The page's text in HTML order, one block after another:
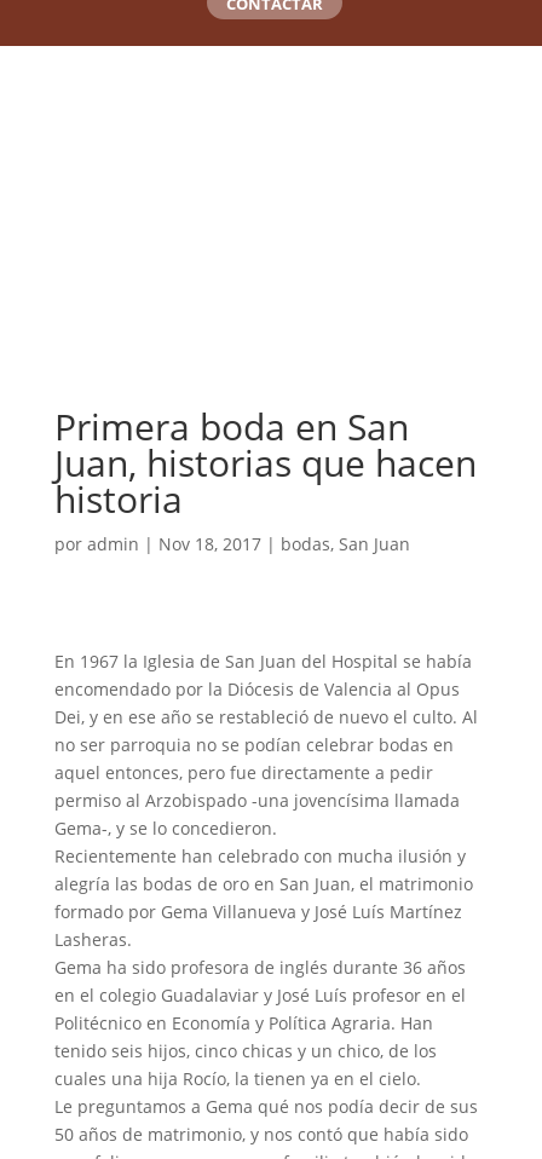
Primera boda en San
Juan, historias que hacen
historia
por admin | Nov 18, 2017| bodas, San Juan
En 1967 la Iglesia de San Juan del Hospital se había
encomendado por la Diócesis de Valencia al Opus
Dei, y en ese año se restableció de nuevo el culto. Al
no ser parroquia no se podían celebrar bodas en
aquel entonces, pero fue directamente a pedir
permiso al Arzobispado -una jovencísima llamada
Gema-, y se lo concedieron.
Recientemente han celebrado con mucha ilusión y
alegría las bodas de oro en San Juan, el matrimonio
formado por Gema Villanueva y José Luís Martínez
Lasheras.
Gema ha sido profesora de inglés durante 36 años
en el colegio Guadalaviar y José Luís profesor en el
Politécnico en Economía y Política Agraria. Han
tenido seis hijos, cinco chicas y un chico, de los
cuales una hija Rocío, la tienen ya en el cielo.
Le preguntamos a Gema qué nos podía decir de sus
50 años de matrimonio, y nos contó que había sido